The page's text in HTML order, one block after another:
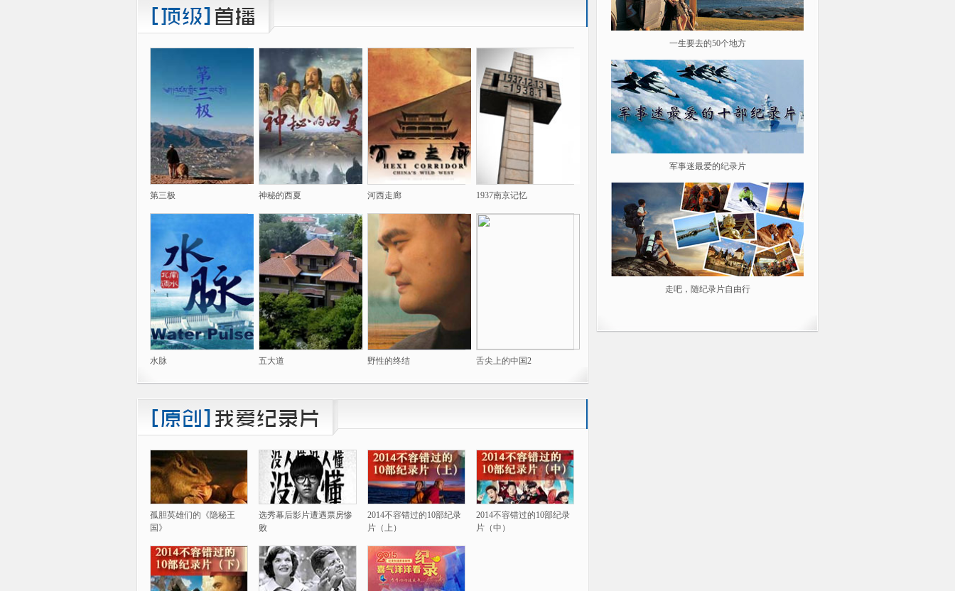
第三极 神秘的西夏 河西走廊 1937南京记忆
水脉 五大道 野性的终结 舌尖上的中国2
孤胆英雄们的《隐秘王
国》
选秀幕后影片遭遇票房惨
败
2014不容错过的10部纪录
片（上）
2014不容错过的10部纪录
片（中）
一生要去的50个地方
军事迷最爱的纪录片
走吧，随纪录片自由行